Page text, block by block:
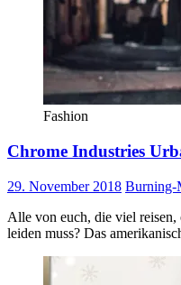
Fashion
Chrome Industries
29. November 2018 Burning-
Alle von euch, die viel reisen,
leiden muss? Das